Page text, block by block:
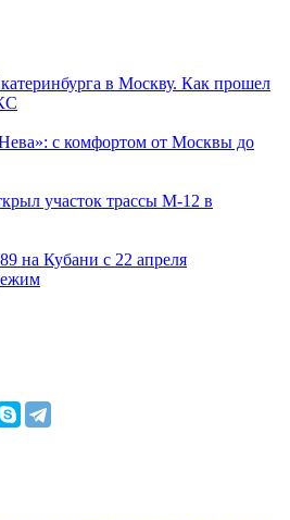
в Москву. Как прошел
с комфортом от Москвы до
участок трассы М-12 в
на Кубани с 22 апреля